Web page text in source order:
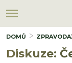
DOMŮ
Diskuze: